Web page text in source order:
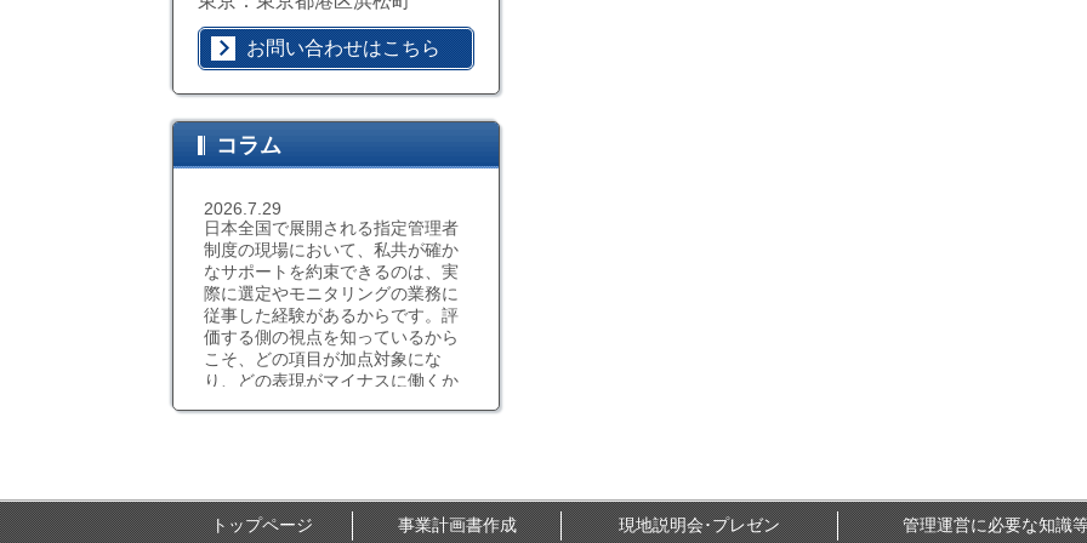
お問い合わせはこちら
コラム
2026.7.29
日本全国で展開される指定管理者
制度の現場において、私共が確か
なサポートを約束できるのは、実
際に選定やモニタリングの業務に
従事した経験があるからです。評
価する側の視点を知っているから
こそ、どの項目が加点対象にな
り、どの表現がマイナスに働くか
感覚に根ざした的確なコンサルテ
ィングこそが、指定管理者への任
トップページ 事業計画書作成 現地説明会･プレゼン 管理運営に必要な知識